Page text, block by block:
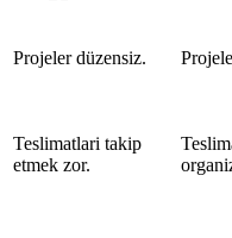
Projeler düzensiz.
Teslimatlari takip
etmek zor.